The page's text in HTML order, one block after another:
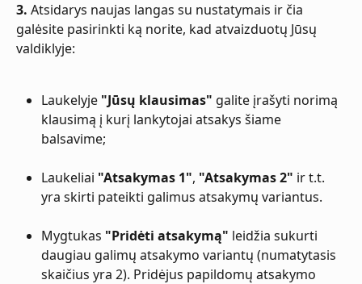
3. Atsidarys naujas langas su nustatymais ir čia
galėsite pasirinkti ką norite, kad atvaizduotų Jūsų
valdiklyje:
Laukelyje "Jūsų klausimas" galite įrašyti norimą
klausimą į kurį lankytojai atsakys šiame
balsavime;
Laukeliai "Atsakymas 1", "Atsakymas 2" ir t.t.
yra skirti pateikti galimus atsakymų variantus.
Mygtukas "Pridėti atsakymą" leidžia sukurti
daugiau galimų atsakymo variantų (numatytasis
skaičius yra 2). Pridėjus papildomų atsakymo